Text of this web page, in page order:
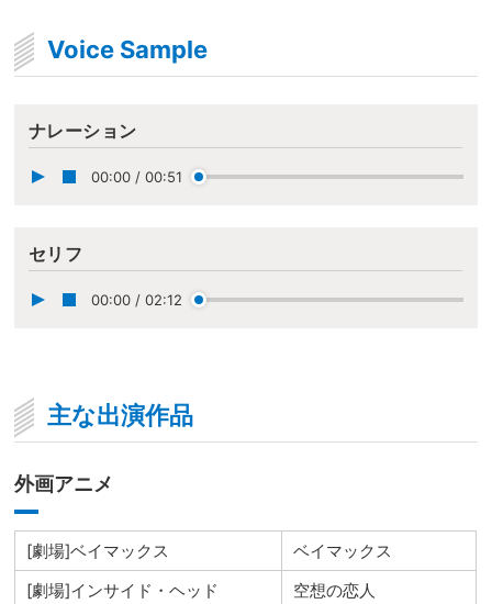
Voice Sample
ナレーション
00:00 / 00:51
セリフ
00:00 / 02:12
主な出演作品
外画アニメ
[劇場]ベイマックス
ベイマックス
[劇場]インサイド・ヘッド
空想の恋人